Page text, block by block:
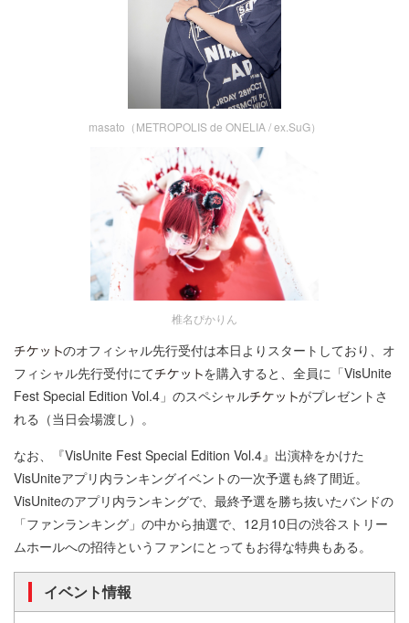
masato（METROPOLIS de ONELIA / ex.SuG）
椎名ぴかりん
のオフィシャル先行受付は本日よりスタートしており、オ
フィシャル先行受付にて
を購入すると、全員に「VisUnite
Fest Special Edition Vol.4」のスペシャル
がプレゼントさ
れる（当日会場渡し）。
なお、『VisUnite Fest Special Edition Vol.4』出演枠をかけた
VisUniteアプリ内ランキングイベントの一次予選も終了間近。
VisUniteのアプリ内ランキングで、最終予選を勝ち抜いたバンドの
「ファンランキング」の中から抽選で、12月10日の渋谷ストリー
ムホールへの招待というファンにとってもお得な特典もある。
イベント情報